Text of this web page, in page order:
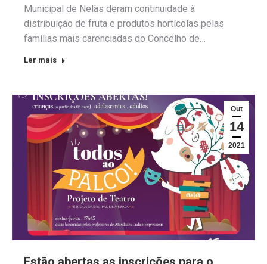
Municipal de Nelas deram continuidade à
distribuição de fruta e produtos hortícolas pelas
famílias mais carenciadas do Concelho de…
Ler mais
Out
14
2021